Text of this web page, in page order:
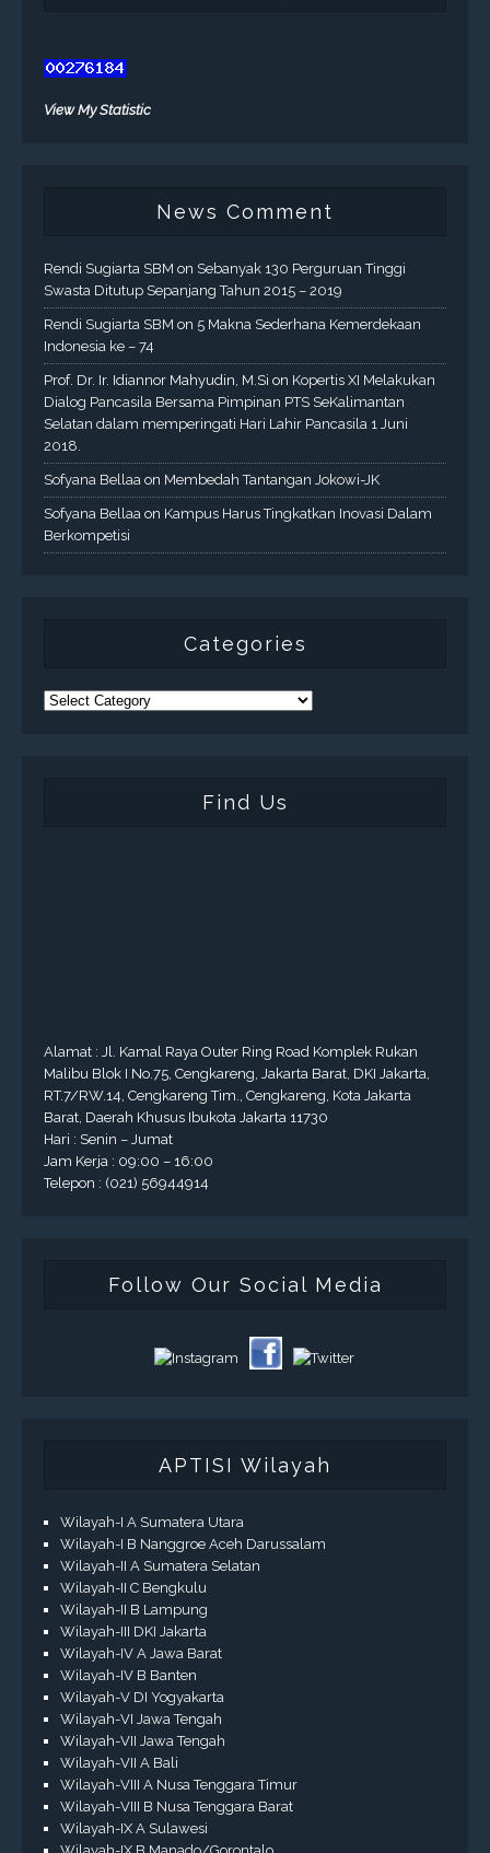
View My Statistic
News Comment
Rendi Sugiarta SBM on Sebanyak 130 Perguruan Tinggi
Swasta Ditutup Sepanjang Tahun 2015 – 2019
Rendi Sugiarta SBM on 5 Makna Sederhana Kemerdekaan
Indonesia ke – 74
Prof. Dr. Ir. Idiannor Mahyudin, M.Si on Kopertis XI Melakukan
Dialog Pancasila Bersama Pimpinan PTS SeKalimantan
Selatan dalam memperingati Hari Lahir Pancasila 1 Juni
2018.
Sofyana Bellaa on Membedah Tantangan Jokowi-JK
Sofyana Bellaa on Kampus Harus Tingkatkan Inovasi Dalam
Berkompetisi
Categories
Find Us
Alamat : Jl. Kamal Raya Outer Ring Road Komplek Rukan
Malibu Blok I No.75, Cengkareng, Jakarta Barat, DKI Jakarta,
RT.7/RW.14, Cengkareng Tim., Cengkareng, Kota Jakarta
Barat, Daerah Khusus Ibukota Jakarta 11730
Hari : Senin – Jumat
Jam Kerja : 09:00 – 16:00
Telepon : (021) 56944914
Follow Our Social Media
APTISI Wilayah
Wilayah-I A Sumatera Utara
Wilayah-I B Nanggroe Aceh Darussalam
Wilayah-II A Sumatera Selatan
Wilayah-II C Bengkulu
Wilayah-II B Lampung
Wilayah-III DKI Jakarta
Wilayah-IV A Jawa Barat
Wilayah-IV B Banten
Wilayah-V DI Yogyakarta
Wilayah-VI Jawa Tengah
Wilayah-VII Jawa Tengah
Wilayah-VII A Bali
Wilayah-VIII A Nusa Tenggara Timur
Wilayah-VIII B Nusa Tenggara Barat
Wilayah-IX A Sulawesi